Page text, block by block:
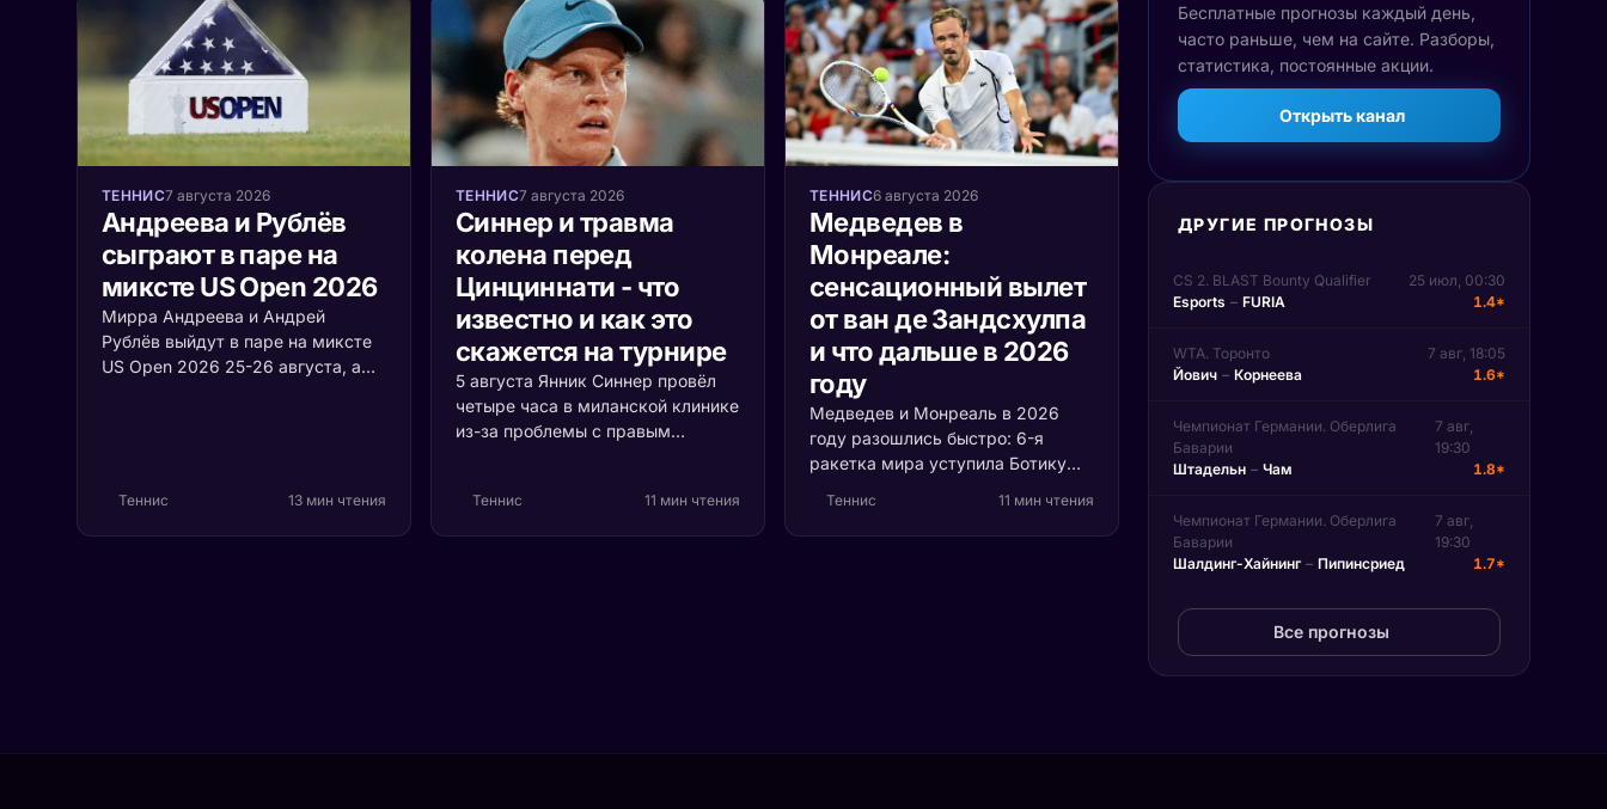
ТЕННИС7 августа 2026
Андреева и Рублёв
сыграют в паре на
миксте US Open 2026
Мирра Андреева и Андрей
Рублёв выйдут в паре на миксте
US Open 2026 25-26 августа, а
Теннис 13 мин чтения
ТЕННИС7 августа 2026
Синнер и травма
колена перед
Цинциннати - что
известно и как это
скажется на турнире
5 августа Янник Синнер провёл
четыре часа в миланской клинике
из-за проблемы с правым
серьёзно и кто выигрывает, если
Теннис 11 мин чтения
ТЕННИС6 августа 2026
Медведев в
Монреале:
сенсационный вылет
от ван де Зандсхулпа
и что дальше в 2026
году
Медведев и Монреаль в 2026
году разошлись быстро: 6-я
ракетка мира уступила Ботику
минуту. Разбираем, что
Теннис 11 мин чтения
Бесплатные прогнозы каждый день,
часто раньше, чем на сайте. Разборы,
статистика, постоянные акции.
Открыть канал
ДРУГИЕ ПРОГНОЗЫ
CS 2. BLAST Bounty Qualifier
25 июл, 00:30
Esports – FURIA 1.4*
WTA. Торонто
7 авг, 18:05
Йович – Корнеева 1.6*
Чемпионат Германии. Оберлига
Баварии
7 авг,
19:30
Штадельн – Чам 1.8*
Чемпионат Германии. Оберлига
Баварии
7 авг,
19:30
Шалдинг-Хайнинг – Пипинсриед 1.7*
Все прогнозы